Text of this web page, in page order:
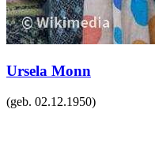
Ursela Monn
(geb. 02.12.1950)